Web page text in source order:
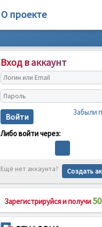
О проекте
Вход в аккаунт
Войти Забыли
Либо войти через:
Ещё нет аккаунта? Создать
Зарегистрируйся и получи